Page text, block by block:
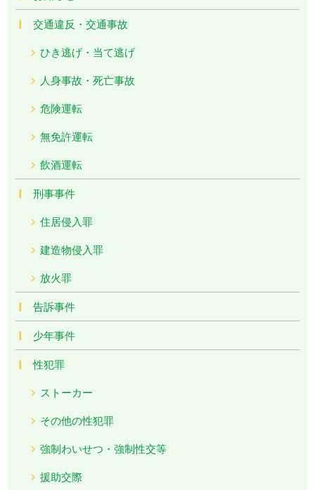
交通違反・交通事故
ひき逃げ・当て逃げ
人身事故・死亡事故
危険運転
無免許運転
飲酒運転
刑事事件
住居侵入罪
建造物侵入罪
放火罪
告訴事件
少年事件
性犯罪
ストーカー
その他の性犯罪
強制わいせつ・強制性交等
援助交際